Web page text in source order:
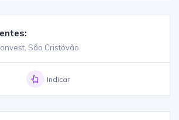
São Cristóvão
Indicar